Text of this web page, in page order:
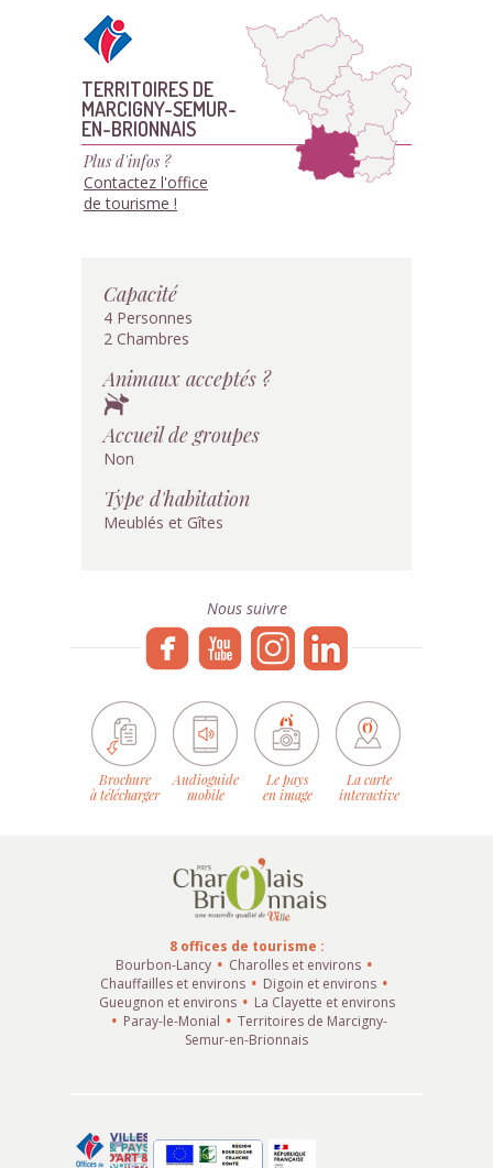
TERRITOIRES DE
MARCIGNY-SEMUR-
EN-BRIONNAIS
Plus d'infos ?
Contactez l'office
de tourisme !
Capacité
4 Personnes
2 Chambres
Animaux acceptés ?
Accueil de groupes
Non
Type d'habitation
Meublés et Gîtes
Nous suivre
Brochure
à télécharger
Audioguide
mobile
Le pays
en image
La carte
interactive
8 offices de tourisme :
Bourbon-Lancy
Charolles et environs
Chauffailles et environs
Digoin et environs
Gueugnon et environs
La Clayette et environs
Paray-le-Monial
Territoires de Marcigny-
Semur-en-Brionnais